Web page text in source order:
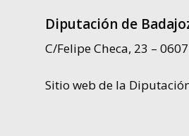
Diputación de
C/Felipe Checa, 23 –
Sitio web de la